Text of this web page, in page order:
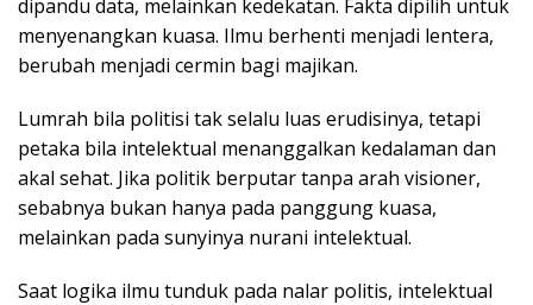
dipandu data, melainkan kedekatan. Fakta dipilih untuk
menyenangkan kuasa. Ilmu berhenti menjadi lentera,
berubah menjadi cermin bagi majikan.
Lumrah bila politisi tak selalu luas erudisinya, tetapi
petaka bila intelektual menanggalkan kedalaman dan
akal sehat. Jika politik berputar tanpa arah visioner,
sebabnya bukan hanya pada panggung kuasa,
melainkan pada sunyinya nurani intelektual.
Saat logika ilmu tunduk pada nalar politis, intelektual